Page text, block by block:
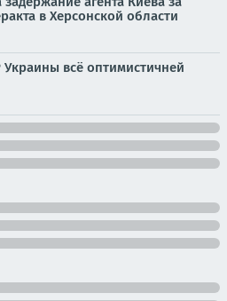
в Херсонской области
Украины всё оптимистичней